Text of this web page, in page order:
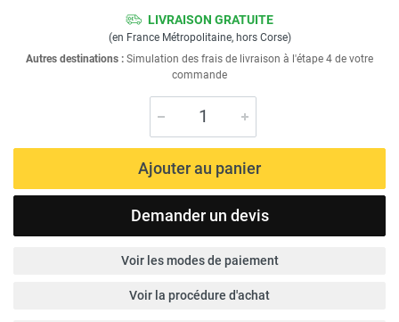
LIVRAISON GRATUITE
(en France Métropolitaine, hors Corse)
Autres destinations : Simulation des frais de livraison à l'étape 4 de votre
commande
Ajouter au panier
Demander un devis
Voir les modes de paiement
Voir la procédure d'achat